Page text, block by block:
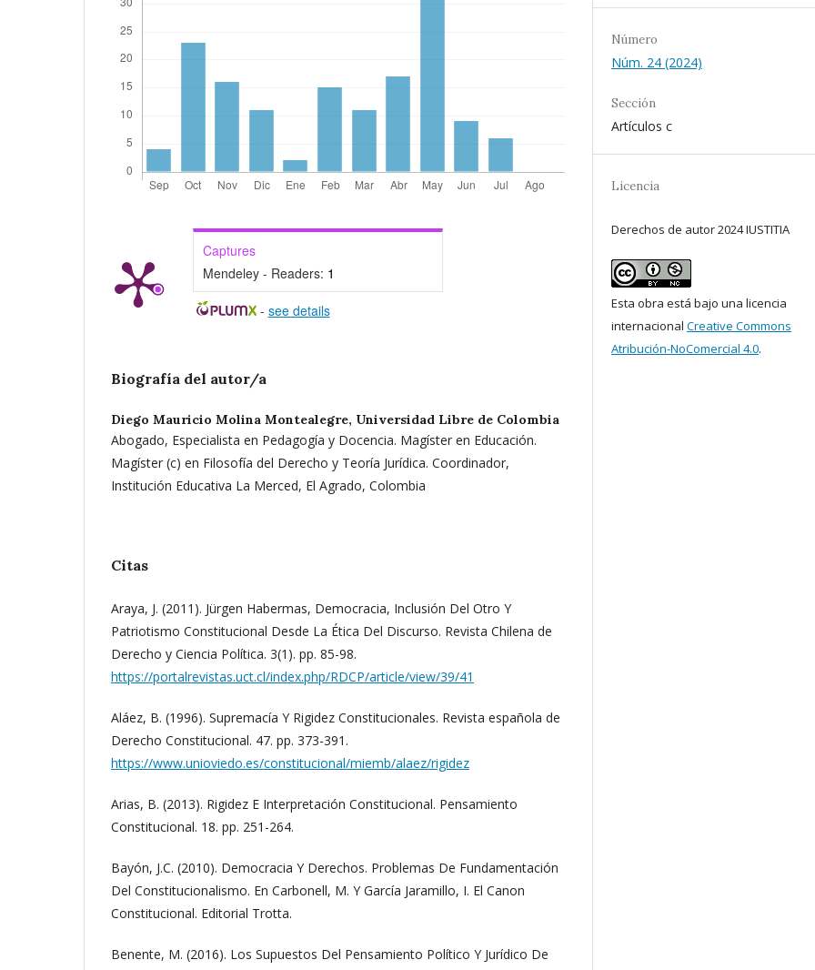
Captures
Mendeley - Readers: 1
- see details
Biografía del autor/a
Diego Mauricio Molina Montealegre, Universidad Libre de Colombia
Abogado, Especialista en Pedagogía y Docencia. Magíster en Educación.
Magíster (c) en Filosofía del Derecho y Teoría Jurídica. Coordinador,
Institución Educativa La Merced, El Agrado, Colombia
Citas
Araya, J. (2011). Jürgen Habermas, Democracia, Inclusión Del Otro Y
Patriotismo Constitucional Desde La Ética Del Discurso. Revista Chilena de
Derecho y Ciencia Política. 3(1). pp. 85-98.
https://portalrevistas.uct.cl/index.php/RDCP/article/view/39/41
Aláez, B. (1996). Supremacía Y Rigidez Constitucionales. Revista española de
Derecho Constitucional. 47. pp. 373-391.
https://www.unioviedo.es/constitucional/miemb/alaez/rigidez
Arias, B. (2013). Rigidez E Interpretación Constitucional. Pensamiento
Constitucional. 18. pp. 251-264.
Bayón, J.C. (2010). Democracia Y Derechos. Problemas De Fundamentación
Del Constitucionalismo. En Carbonell, M. Y García Jaramillo, I. El Canon
Constitucional. Editorial Trotta.
Benente, M. (2016). Los Supuestos Del Pensamiento Político Y Jurídico De
Número
Núm. 24 (2024)
Sección
Artículos c
Licencia
Derechos de autor 2024 IUSTITIA
Esta obra está bajo una licencia
internacional Creative Commons
Atribución-NoComercial 4.0.